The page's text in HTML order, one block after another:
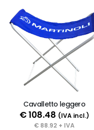
Cavalletto leggero
€ 108.48 (IVA incl.)
€ 88.92 + IVA